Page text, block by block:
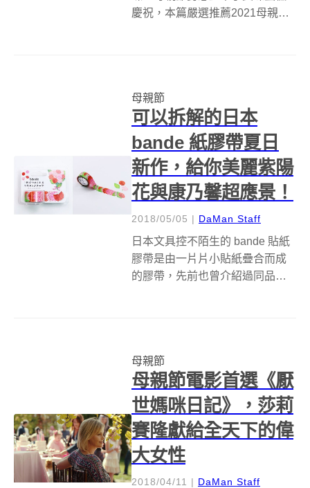
慶祝，本篇嚴選推薦2021母親節
星巴克今年以新鮮水果的清爽酸
甜滋...
母親節
可以拆解的日本
bande 紙膠帶夏日
新作，給你美麗紫陽
花與康乃馨超應景！
2018/05/05 | DaMan Staff
日本文具控不陌生的 bande 貼紙
膠帶是由一片片小貼紙疊合而成
的膠帶，先前也曾介紹過同品牌
應景款式紙膠帶也引起一陣轟
動，立刻來...
母親節
母親節電影首選《厭
世媽咪日記》，莎莉
賽隆獻給全天下的偉
大女性
2018/04/11 | DaMan Staff